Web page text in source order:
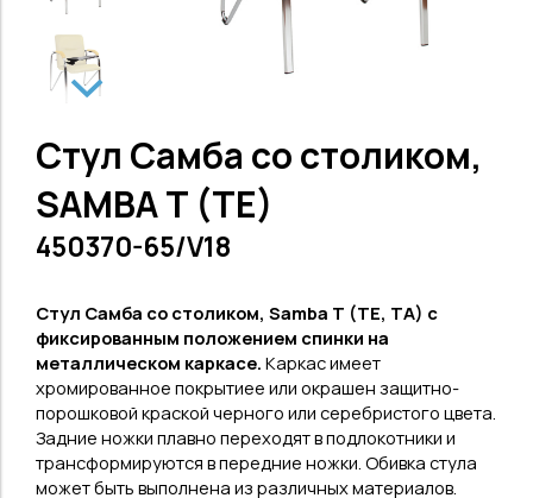
Стул Самба со столиком,
SAMBA T (TE)
450370-65/V18
Стул Самба со столиком, Samba T (TE, TA) с
фиксированным положением спинки на
металлическом каркасе. Каркас имеет
хромированное покрытиее или окрашен защитно-
порошковой краской черного или серебристого цвета.
Задние ножки плавно переходят в подлокотники и
трансформируются в передние ножки. Обивка стула
может быть выполнена из различных материалов.